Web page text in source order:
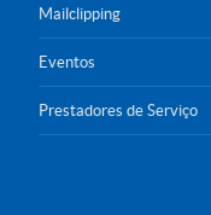
Mailclipping
Eventos
Prestadores de Serviço